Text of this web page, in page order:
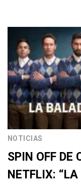
NOTICIAS
SPIN OFF DE
NETFLIX: